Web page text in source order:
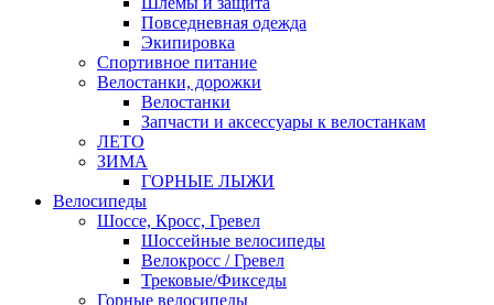
Повседневная одежда
Экипировка
Спортивное питание
Велостанки, дорожки
Велостанки
Запчасти и аксессуары к велостанкам
ЛЕТО
ЗИМА
ГОРНЫЕ ЛЫЖИ
Велосипеды
Шоссе, Кросс, Гревел
Шоссейные велосипеды
Велокросс / Гревел
Трековые/Фикседы
Горные велосипеды